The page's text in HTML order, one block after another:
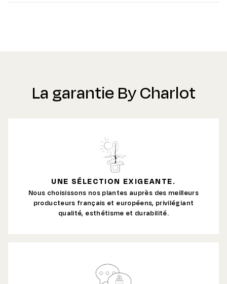
La garantie By Charlot
UNE SÉLECTION EXIGEANTE.
Nous choisissons nos plantes auprès des meilleurs
producteurs français et européens, privilégiant
qualité, esthétisme et durabilité.